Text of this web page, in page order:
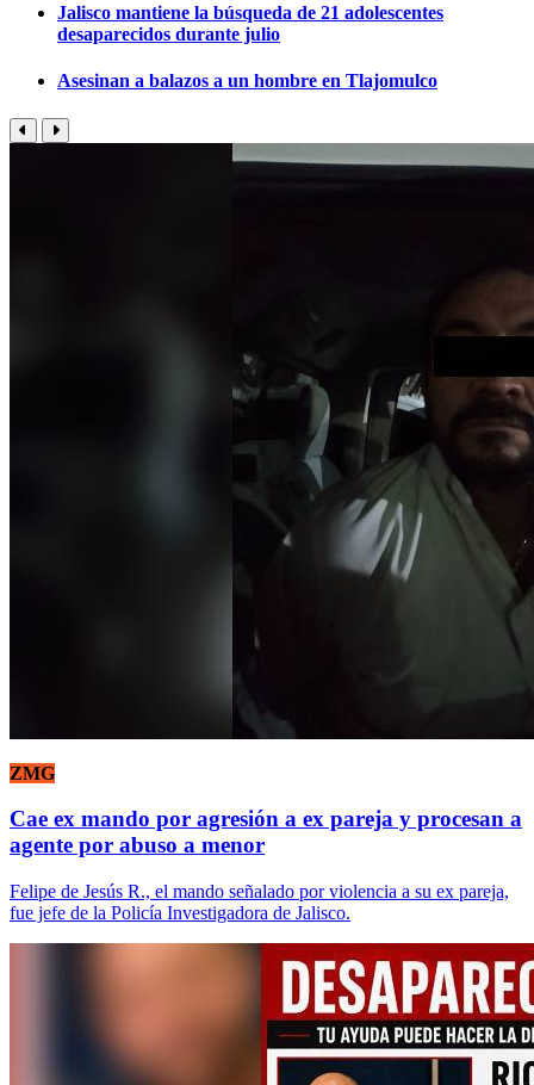
Jalisco mantiene la búsqueda de 21 adolescentes
desaparecidos durante julio
Asesinan a balazos a un hombre en Tlajomulco
ZMG
Cae ex mando por agresión a ex pareja y procesan a
agente por abuso a menor
Felipe de Jesús R., el mando señalado por violencia a su ex pareja,
fue jefe de la Policía Investigadora de Jalisco.